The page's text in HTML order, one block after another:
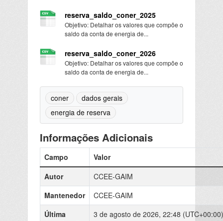
reserva_saldo_coner_2025
Objetivo: Detalhar os valores que compõe o
saldo da conta de energia de...
reserva_saldo_coner_2026
Objetivo: Detalhar os valores que compõe o
saldo da conta de energia de...
coner
dados gerais
energia de reserva
Informações Adicionais
Campo
Valor
Autor
CCEE-GAIM
Mantenedor
CCEE-GAIM
Última
3 de agosto de 2026, 22:48 (UTC+00:00)